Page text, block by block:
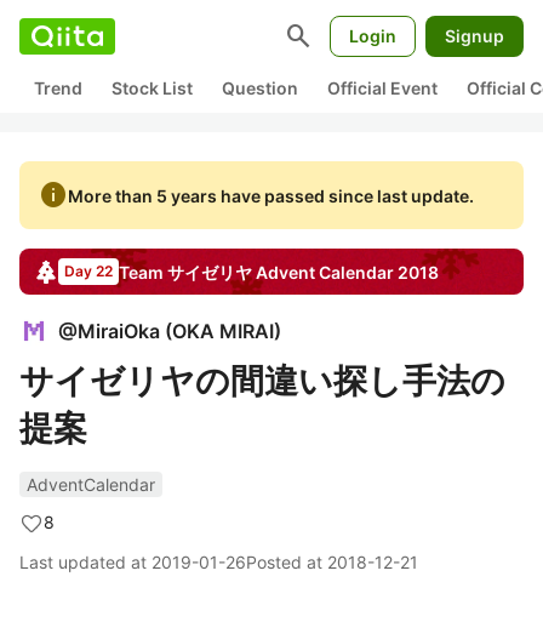
search Login Signup
Trend Stock List Question Official Event Official
infoMore than 5 years have passed since last update.
Day 22 Team サイゼリヤAdvent Calendar 2018
@MiraiOka (OKA MIRAI)
サイゼリヤの間違い探し手法の
提案
AdventCalendar
8
Last updated at 2019-01-26Posted at 2018-12-21